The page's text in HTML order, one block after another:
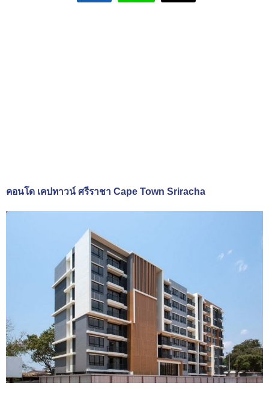
คอนโด เคปทาวน์ ศรีราชา Cape Town Sriracha